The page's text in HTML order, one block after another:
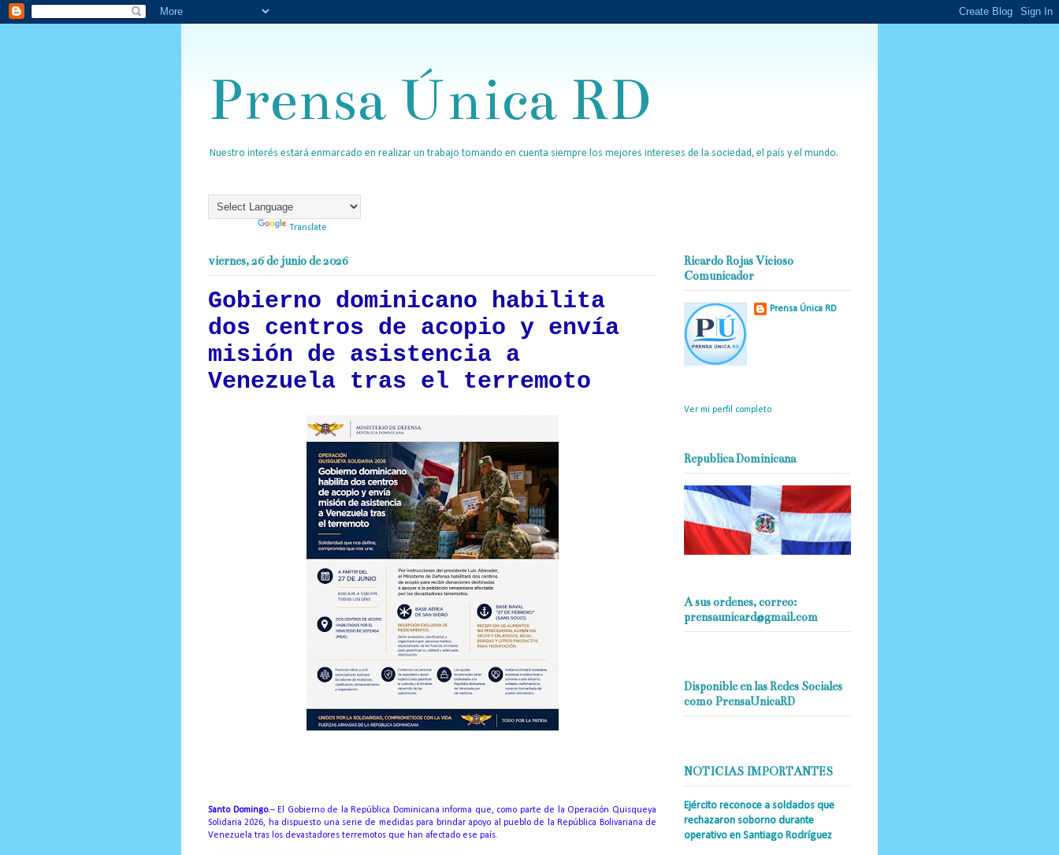
Prensa Única RD
Nuestro interés estará enmarcado en realizar un trabajo tomando en cuenta siempre los mejores intereses de la sociedad, el país y el mundo.
Translate
viernes, 26 de junio de 2026
Gobierno dominicano habilita
dos centros de acopio y envía
misión de asistencia a
Venezuela tras el terremoto
Santo Domingo.– El Gobierno de la República Dominicana informa que, como parte de la Operación Quisqueya
Solidaria 2026, ha dispuesto una serie de medidas para brindar apoyo al pueblo de la República Bolivariana de
Venezuela tras los devastadores terremotos que han afectado ese país.
Ricardo Rojas Vicioso
Comunicador
Prensa Única RD
Ver mi perfil completo
Republica Dominicana
A sus ordenes, correo:
prensaunicard@gmail.com
Disponible en las Redes Sociales
como PrensaUnicaRD
NOTICIAS IMPORTANTES
Ejército reconoce a soldados que
rechazaron soborno durante
operativo en Santiago Rodríguez